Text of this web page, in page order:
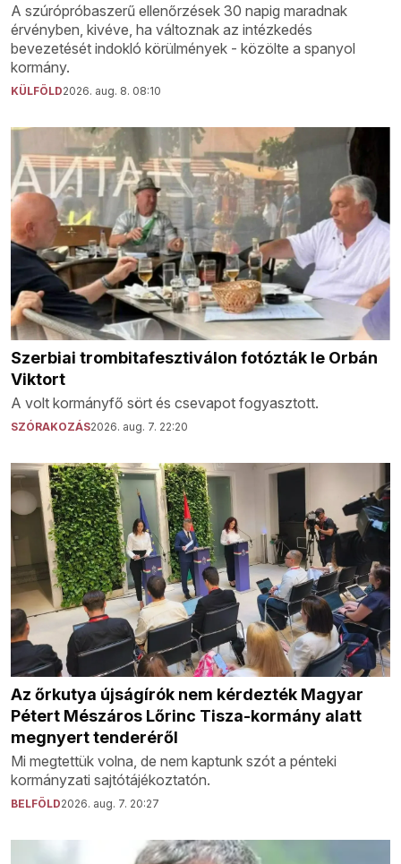
A szúrópróbaszerű ellenőrzések 30 napig maradnak
érvényben, kivéve, ha változnak az intézkedés
bevezetését indokló körülmények - közölte a spanyol
kormány.
KÜLFÖLD2026. aug. 8. 08:10
Szerbiai trombitafesztiválon fotózták le Orbán
Viktort
A volt kormányfő sört és csevapot fogyasztott.
SZÓRAKOZÁS2026. aug. 7. 22:20
Az őrkutya újságírók nem kérdezték Magyar
Pétert Mészáros Lőrinc Tisza-kormány alatt
megnyert tenderéről
Mi megtettük volna, de nem kaptunk szót a pénteki
kormányzati sajtótájékoztatón.
BELFÖLD2026. aug. 7. 20:27